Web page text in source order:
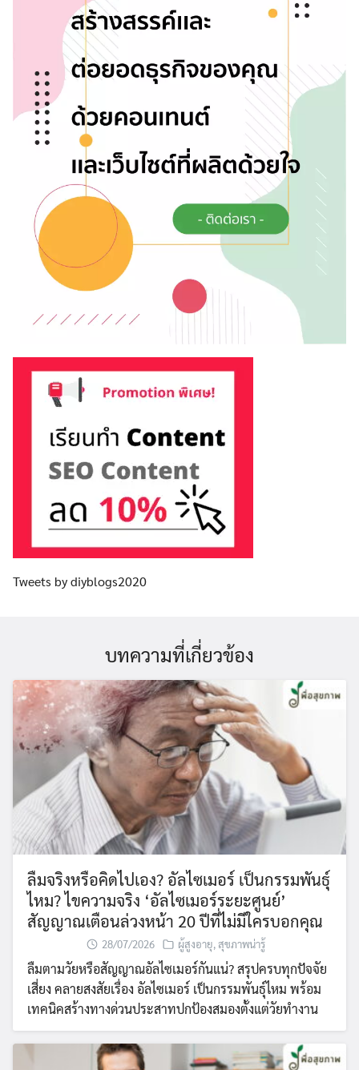
Tweets by diyblogs2020
บทความที่เกี่ยวข้อง
ลืมจริงหรือคิดไปเอง? อัลไซเมอร์ เป็นกรรมพันธุ์
ไหม? ไขความจริง ‘อัลไซเมอร์ระยะศูนย์’
สัญญาณเตือนล่วงหน้า 20 ปีที่ไม่มีใครบอกคุณ
28/07/2026 ผู้สูงอายุ,สุขภาพน่ารู้
ลืมตามวัยหรือสัญญาณอัลไซเมอร์กันแน่? สรุปครบทุกปัจจัย
เสี่ยง คลายสงสัยเรื่อง อัลไซเมอร์ เป็นกรรมพันธุ์ไหม พร้อม
เทคนิคสร้างทางด่วนประสาทปกป้องสมองตั้งแต่วัยทำงาน